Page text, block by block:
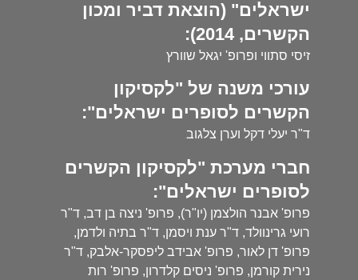
ישראלים" (הוצאת דביר ומכון
הקשרים, 2014):
זיסי סתווי ופרופ' יגאל שוורץ
עורכי משנה של "לקסיקון
הקשרים לסופרים ישראלים":
ד"ר יעלי דקל וערן צלגוב
חברי מערכת "לקסיקון הקשרים
לסופרים ישראלים":
פרופ' אבנר הולצמן (יו"ר), פרופ' ניצה בן דב, ד"ר
רועי גרינוולד, ד"ר ענת ויסמן, ד"ר בתיה ולדמן,
פרופ' דן לאור, פרופ' אבידב ליפסקר-אלבק, ד"ר
נירית קורמן, פרופ' ניסים קלדרון, פרופ' רות